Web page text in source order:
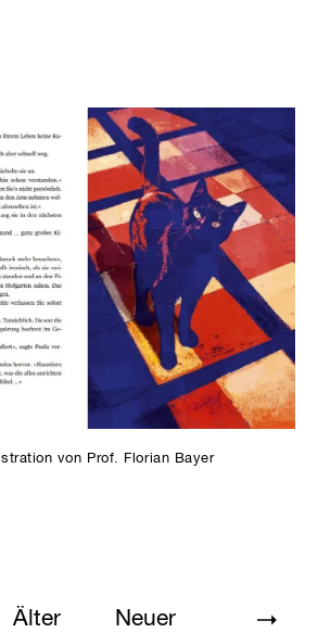
von Prof. Florian Bayer
Älter Neuer